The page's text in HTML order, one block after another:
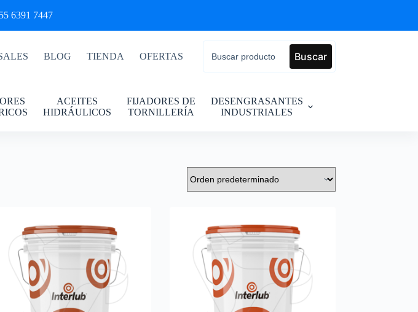
55 6391 7447
BLOG TIENDA OFERTAS Buscar
ACEITES
HIDRÁULICOS
FIJADORES DE
TORNILLERÍA
DESENGRASANTES
INDUSTRIALES